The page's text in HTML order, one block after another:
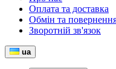
Оплата та доставка
Обмін та
Зворотній зв'язок
ua